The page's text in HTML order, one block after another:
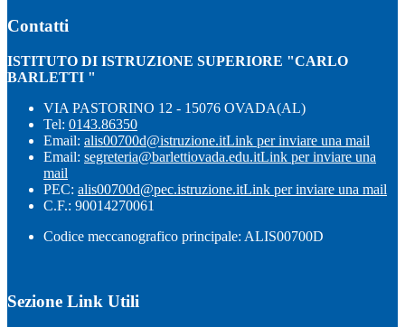
Contatti
ISTITUTO DI ISTRUZIONE SUPERIORE "CARLO
BARLETTI "
VIA PASTORINO 12 - 15076 OVADA(AL)
Tel: 0143.86350
Email: alis00700d@istruzione.itLink per inviare una mail
Email: segreteria@barlettiovada.edu.itLink per inviare una
mail
PEC: alis00700d@pec.istruzione.itLink per inviare una mail
C.F.: 90014270061
Codice meccanografico principale: ALIS00700D
Sezione Link Utili